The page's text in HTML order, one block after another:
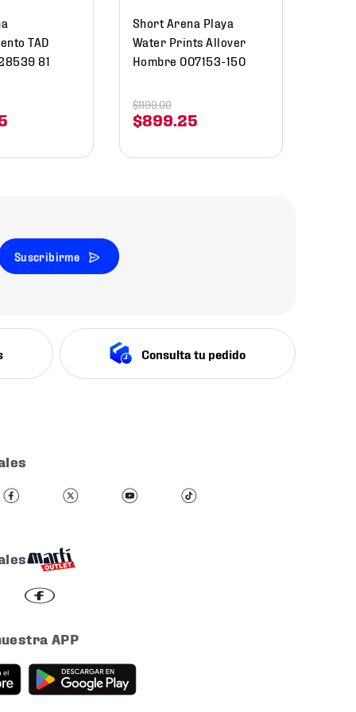
TAD
81
Short Arena Playa
Water Prints Allover
Hombre 007153-150
$899.25
$1199.00
Suscribirme
Consulta tu pedido
APP